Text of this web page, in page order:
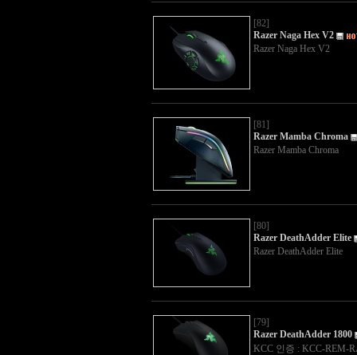
[82]
Razer Naga Hex V2
Razer Naga Hex V2
[81]
Razer Mamba Chroma
Razer Mamba Chroma
[80]
Razer DeathAdder Elite
Razer DeathAdder Elite
[79]
Razer DeathAdder 1800
KCC 인증 : KCC-REM-